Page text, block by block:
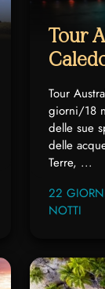
Tour
Tour
giorni/18
delle sue
delle
Terre, ...
22
NOTTI